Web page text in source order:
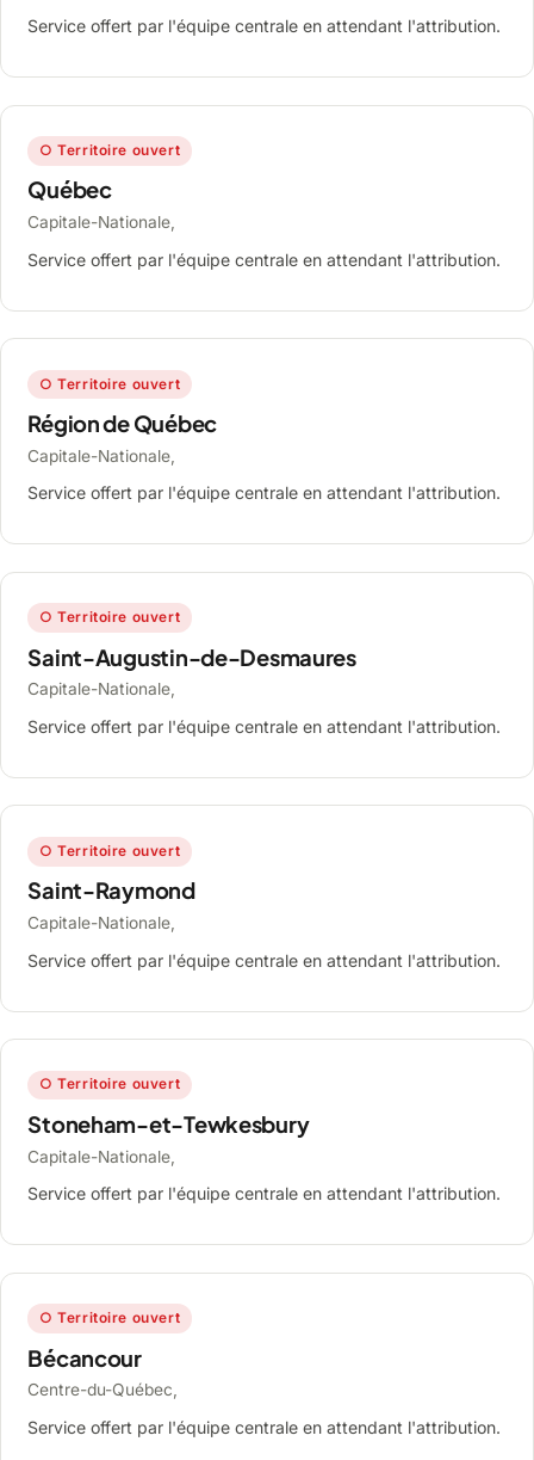
Service offert par l'équipe centrale en attendant l'attribution.
○ Territoire ouvert
Québec
Capitale-Nationale,
Service offert par l'équipe centrale en attendant l'attribution.
○ Territoire ouvert
Région de Québec
Capitale-Nationale,
Service offert par l'équipe centrale en attendant l'attribution.
○ Territoire ouvert
Saint-Augustin-de-Desmaures
Capitale-Nationale,
Service offert par l'équipe centrale en attendant l'attribution.
○ Territoire ouvert
Saint-Raymond
Capitale-Nationale,
Service offert par l'équipe centrale en attendant l'attribution.
○ Territoire ouvert
Stoneham-et-Tewkesbury
Capitale-Nationale,
Service offert par l'équipe centrale en attendant l'attribution.
○ Territoire ouvert
Bécancour
Centre-du-Québec,
Service offert par l'équipe centrale en attendant l'attribution.